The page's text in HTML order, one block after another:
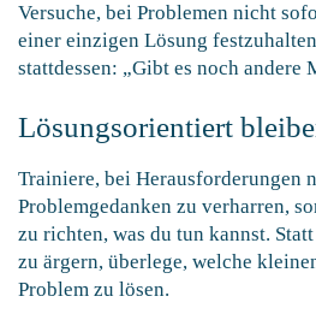
Versuche, bei Problemen nicht
einer einzigen Lösung
stattdessen: „Gibt es noch andere
Lösungsorientiert
Trainiere, bei Herausforderungen
Problemgedanken zu verharren,
zu richten, was du tun kannst.
zu ärgern, überlege, welche
Problem zu lösen.